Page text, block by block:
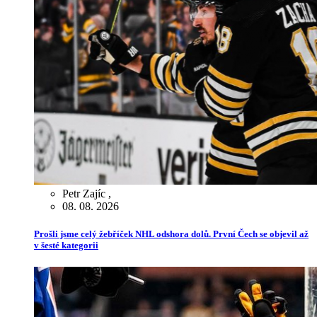
Petr Zajíc ,
08. 08. 2026
Prošli jsme celý žebříček NHL odshora dolů. První Čech se objevil až
v šesté kategorii